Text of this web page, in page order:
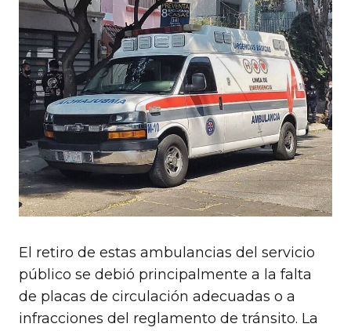
El retiro de estas ambulancias del servicio
público se debió principalmente a la falta
de placas de circulación adecuadas o a
infracciones del reglamento de tránsito. La